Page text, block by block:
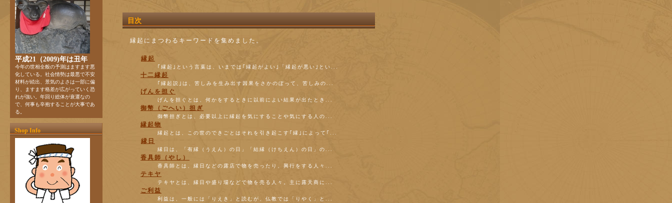
目次
縁起にまつわるキーワードを集めました。
縁起
｢縁起｣という言葉は、いまでは｢縁起がよい｣「縁起が悪い｣とい...
十二縁起
｢縁起説｣は、苦しみを生み出す因果をさかのぼって、苦しみの...
げんを担ぐ
げんを担ぐとは、何かをするときに以前によい結果が出たとき...
御幣（ごへい）担ぎ
御幣担ぎとは、必要以上に縁起を気にすることや気にする人の...
縁起物
縁起とは、この世のできごとはそれを引き起こす｢縁｣によって｢...
縁日
縁日は、「有縁（うえん）の日」「結縁（けちえん）の日」の...
香具師（やし）
香具師とは、縁日などの露店で物を売ったり、興行をする人々...
テキヤ
テキヤとは、縁日や盛り場などで物を売る人々。主に露天商に...
ご利益
利益は、一般には「りえき」と読むが、仏教では「りやく」と...
平成21（2009)年は丑年
今年の世相全般の予測はますます悪
化している。社会情勢は最悪で不安
材料が続出、景気のよさは一部に偏
り、ますます格差が広がっていく恐
れが強い。年回り総体が衰運なの
で、何事も辛抱することが大事であ
る。
Shop Info